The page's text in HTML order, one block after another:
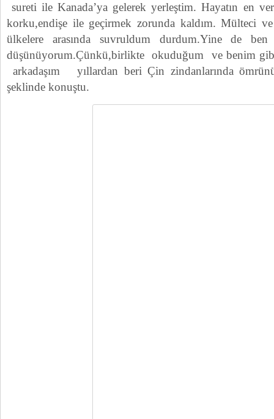
sureti ile Kanada’ya gelerek yerleştim. Hayatın en
korku,endişe ile geçirmek zorunda kaldım. Mülteci
ülkelere arasında suvruldum durdum.Yine de
düşünüyorum.Çünkü,birlikte okuduğum ve benim
arkadaşım yıllardan beri Çin zindanlarında
şeklinde konuştu.